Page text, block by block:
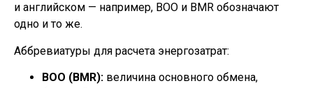
и английском — например, ВОО и BMR обозначают
одно и то же.
Аббревиатуры для расчета энергозатрат:
ВОО (BMR): величина основного обмена,